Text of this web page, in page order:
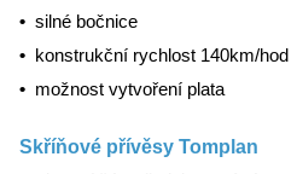
• silné bočnice
• konstrukční rychlost 140km/hod
• možnost vytvoření plata
Skříňové přívěsy Tomplan